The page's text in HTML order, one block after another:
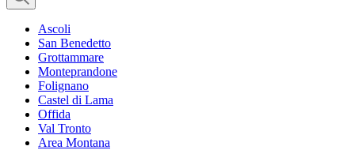
Ascoli
San Benedetto
Grottammare
Monteprandone
Folignano
Castel di Lama
Offida
Val Tronto
Area Montana